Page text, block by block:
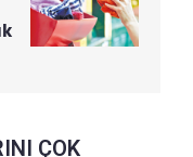
ÇOK